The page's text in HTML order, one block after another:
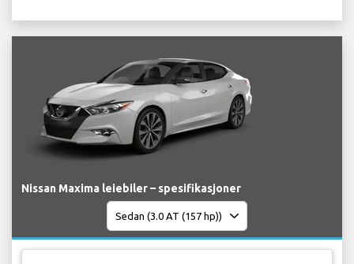
Nissan Maxima leiebiler – spesifikasjoner